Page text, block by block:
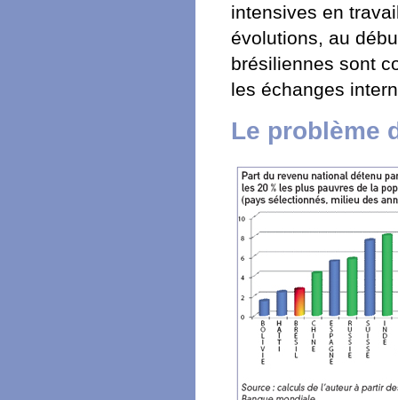
intensives en
évolutions, au
brésiliennes sont
les échanges
Le problème